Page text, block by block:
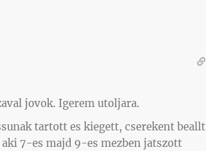
jovok. Igerem utoljara.
tartott es kiegett, cserekent beallt
7-es majd 9-es mezben jatszott